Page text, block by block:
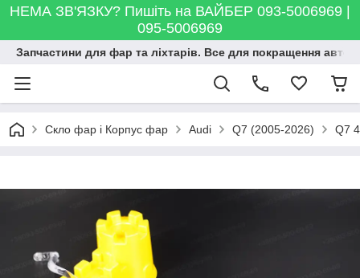
НЕМА ЗВ'ЯЗКУ? Пишіть на ВАЙБЕР 093-5006969 |
095-5006969
Запчастини для фар та ліхтарів. Все для покращення
Скло фар і Корпус фар Audi Q7 (2005-2026) Q7